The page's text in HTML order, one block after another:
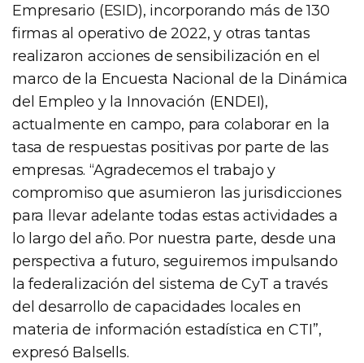
Empresario (ESID), incorporando más de 130
firmas al operativo de 2022, y otras tantas
realizaron acciones de sensibilización en el
marco de la Encuesta Nacional de la Dinámica
del Empleo y la Innovación (ENDEI),
actualmente en campo, para colaborar en la
tasa de respuestas positivas por parte de las
empresas. “Agradecemos el trabajo y
compromiso que asumieron las jurisdicciones
para llevar adelante todas estas actividades a
lo largo del año. Por nuestra parte, desde una
perspectiva a futuro, seguiremos impulsando
la federalización del sistema de CyT a través
del desarrollo de capacidades locales en
materia de información estadística en CTI”,
expresó Balsells.